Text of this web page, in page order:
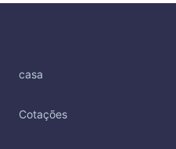
casa
Cotações